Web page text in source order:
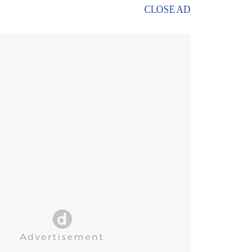
CLOSE AD